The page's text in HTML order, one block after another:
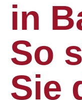
in
So
Sie